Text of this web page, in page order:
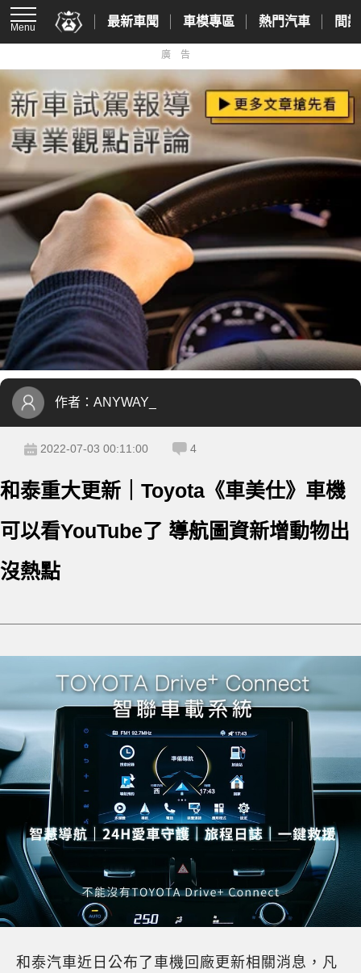
Menu 最新車聞 車模專區 熱門汽車 間
廣告
作者： ANYWAY_
2022-07-03 00:11:00 4
和泰重大更新｜Toyota《車美仕》車機
可以看YouTube了 導航圖資新增動物出
沒熱點
和泰汽車近日公布了車機回廠更新相關消息，凡